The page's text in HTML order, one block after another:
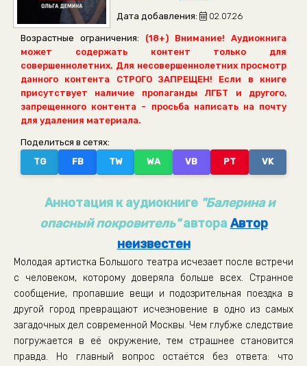
Дата добавления: 02.07.26
Возрастные ограничения:
(18+) Внимание! Аудиокнига
может содержать контент только для
совершеннолетних. Для несовершеннолетних просмотр
данного контента СТРОГО ЗАПРЕЩЕН! Если в книге
присутствует наличие пропаганды ЛГБТ и другого,
запрещенного контента - просьба написать на почту
для удаления материала.
Поделиться в сетях:
TG
FB TW WA VB PT VK
Аннотация к аудиокниге "Балерина и
опасный покровитель"автора Автор
неизвестен
Молодая артистка Большого театра исчезает после встречи
с человеком, которому доверяла больше всех. Странное
сообщение, пропавшие вещи и подозрительная поездка в
другой город превращают исчезновение в одно из самых
загадочных дел современной Москвы. Чем глубже следствие
погружается в её окружение, тем страшнее становится
правда. Но главный вопрос остаётся без ответа: что